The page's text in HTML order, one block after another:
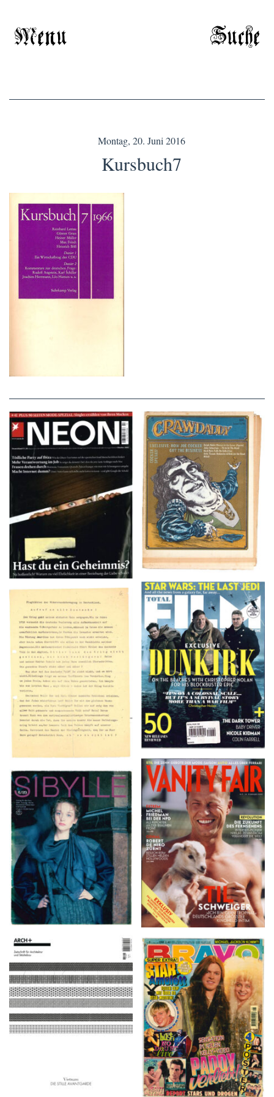
Menu Suche
Montag, 20. Juni 2016
Kursbuch7
NEON – OKTOBER
2008
Crawdaddy – June/11/72
TOTAL FILM #260 –
SUMMER 2017
Flugblätter der Weissen
Rose – V, Januar 1943
VANITY FAIR – Nr. 7 –
8. Februar 2007
SIBYLLE 6/89
ARCH+ Nr. 226, Herbst
2016
BRAVO – Nr. 8, 13. Febr.
1997